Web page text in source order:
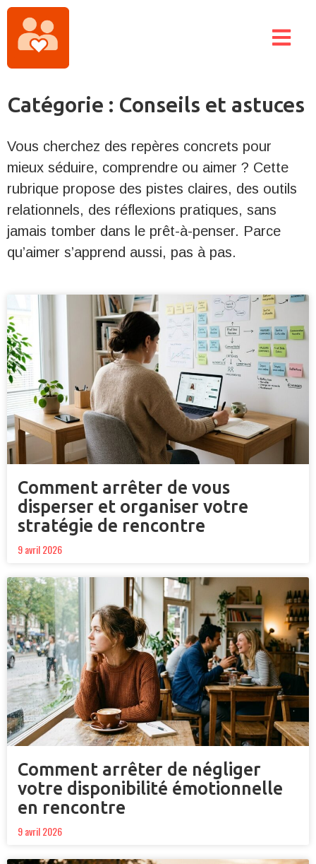
Catégorie : Conseils et astuces
Vous cherchez des repères concrets pour
mieux séduire, comprendre ou aimer ? Cette
rubrique propose des pistes claires, des outils
relationnels, des réflexions pratiques, sans
jamais tomber dans le prêt-à-penser. Parce
qu’aimer s’apprend aussi, pas à pas.
Comment arrêter de vous
disperser et organiser votre
stratégie de rencontre
9 avril 2026
Comment arrêter de négliger
votre disponibilité émotionnelle
en rencontre
9 avril 2026